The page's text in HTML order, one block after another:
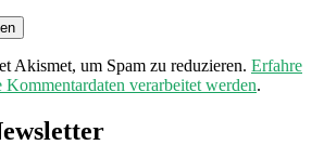
Akismet, um Spam zu reduzieren. Erfahre
Kommentardaten verarbeitet werden.